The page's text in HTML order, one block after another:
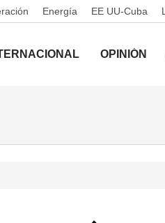
Energía EE UU-Cuba
OPINIÓN